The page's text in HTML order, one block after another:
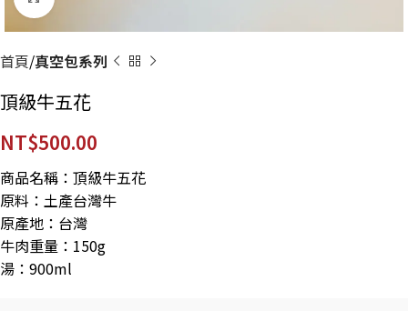
首頁 真空包系列
頂級牛五花
NT$500.00
商品名稱：頂級牛五花
原料：土產台灣牛
原產地：台灣
牛肉重量：150g
湯：900ml